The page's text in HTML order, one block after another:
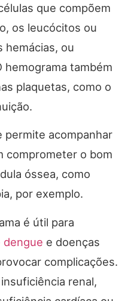
que compõem
os leucócitos ou
hemácias, ou
hemograma também
plaquetas, como o
permite acompanhar
comprometer o bom
óssea, como
por exemplo.
é útil para
dengue e doenças
complicações.
renal,